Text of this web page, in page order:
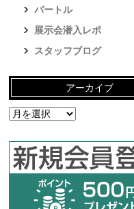
バートル
展示会潜入レポ
スタッフブログ
アーカイブ
ア
ー
イ
ブ